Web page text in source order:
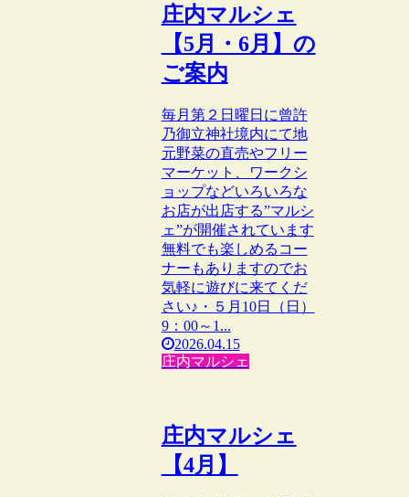
庄内マルシェ
【5月・6月】の
ご案内
毎月第２日曜日に曾許
乃御立神社境内にて地
元野菜の直売やフリー
マーケット、ワークシ
ョップなどいろいろな
お店が出店する”マルシ
ェ”が開催されています
無料でも楽しめるコー
ナーもありますのでお
気軽に遊びに来てくだ
さい♪・５月10日（日）
9：00～1...
2026.04.15
庄内マルシェ
庄内マルシェ
【4月】